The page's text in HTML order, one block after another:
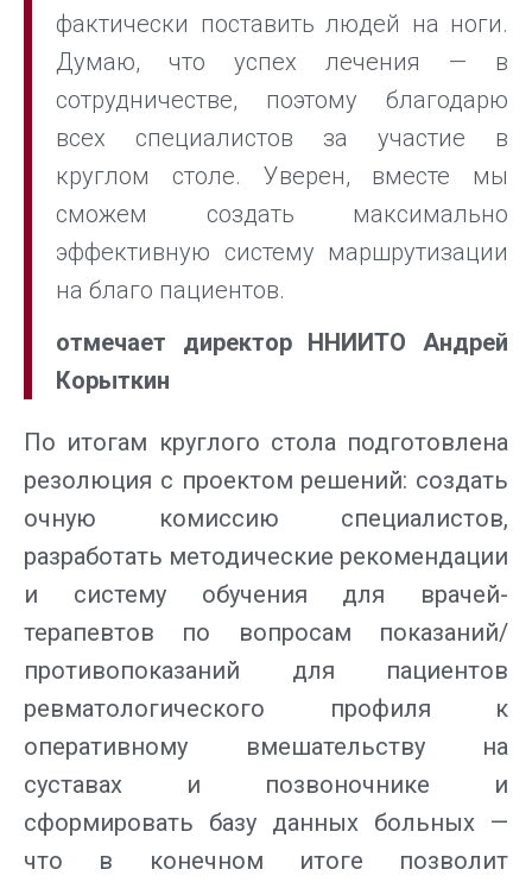
фактически поставить людей на ноги.
Думаю, что успех лечения — в
сотрудничестве, поэтому благодарю
всех специалистов за участие в
круглом столе. Уверен, вместе мы
сможем создать максимально
эффективную систему маршрутизации
на благо пациентов.
отмечает директор ННИИТО Андрей
Корыткин
По итогам круглого стола подготовлена
резолюция с проектом решений: создать
очную комиссию специалистов,
разработать методические рекомендации
и систему обучения для врачей-
терапевтов по вопросам показаний/
противопоказаний для пациентов
ревматологического профиля к
оперативному вмешательству на
суставах и позвоночнике и
сформировать базу данных больных —
что в конечном итоге позволит